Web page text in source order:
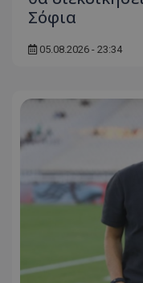
Σόφια
05.08.2026 - 23:34